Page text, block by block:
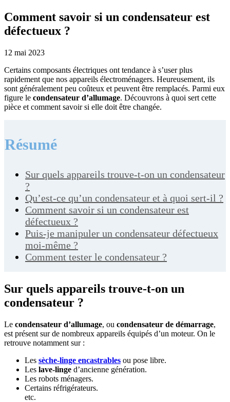
Comment savoir si un condensateur est
défectueux ?
12 mai 2023
Certains composants électriques ont tendance à s’user plus
rapidement que nos appareils électroménagers. Heureusement, ils
sont généralement peu coûteux et peuvent être remplacés. Parmi eux
figure le condensateur d’allumage. Découvrons à quoi sert cette
pièce et comment savoir si elle doit être changée.
Résumé
Sur quels appareils trouve-t-on un condensateur
?
Qu’est-ce qu’un condensateur et à quoi sert-il ?
Comment savoir si un condensateur est
défectueux ?
Puis-je manipuler un condensateur défectueux
moi-même ?
Comment tester le condensateur ?
Sur quels appareils trouve-t-on un
condensateur ?
Le condensateur d’allumage, ou condensateur de démarrage,
est présent sur de nombreux appareils équipés d’un moteur. On le
retrouve notamment sur :
Les sèche-linge encastrables ou pose libre.
Les lave-linge d’ancienne génération.
Les robots ménagers.
Certains réfrigérateurs.
etc.